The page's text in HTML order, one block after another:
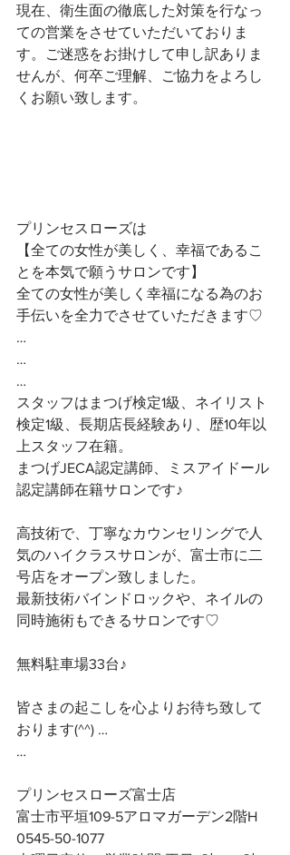
現在、衛生面の徹底した対策を行なっ
ての営業をさせていただいておりま
す。ご迷惑をお掛けして申し訳ありま
せんが、何卒ご理解、ご協力をよろし
くお願い致します。
プリンセスローズは
【全ての女性が美しく、幸福であるこ
とを本気で願うサロンです】
全ての女性が美しく幸福になる為のお
手伝いを全力でさせていただきます♡
…
…
…
スタッフはまつげ検定1級、ネイリスト
検定1級、長期店長経験あり、歴10年以
上スタッフ在籍。
まつげJECA認定講師、ミスアイドール
認定講師在籍サロンです♪
高技術で、丁寧なカウンセリングで人
気のハイクラスサロンが、富士市に二
号店をオープン致しました。
最新技術バインドロックや、ネイルの
同時施術もできるサロンです♡
無料駐車場33台♪
皆さまの起こしを心よりお待ち致して
おります(^^) …
…
プリンセスローズ富士店
富士市平垣109-5アロマガーデン2階H
0545-50-1077